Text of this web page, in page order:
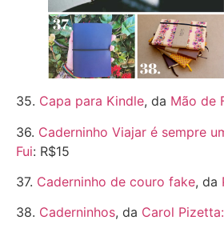
35. Capa para Kindle, da Mão de
36. Caderninho Viajar é sempre
Fui: R$15
37. Caderninho de couro fake, da
38. Caderninhos, da Carol Pizetta: